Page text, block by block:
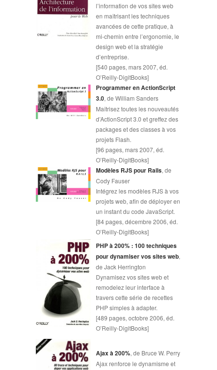
l’information de vos sites web
en maîtrisant les techniques
avancées de cette pratique, à
mi-chemin entre l’ergonomie, le
design web et la stratégie
d’entreprise.
[540 pages, mars 2007, éd.
O’Reilly-DigitBooks]
Programmer en ActionScript
3.0, de William Sanders
Maîtrisez toutes les nouveautés
d’ActionScript 3.0 et greffez des
packages et des classes à vos
projets Flash.
[96 pages, mars 2007, éd.
O’Reilly-DigitBooks]
Modèles RJS pour Rails, de
Cody Fauser
Intégrez les modèles RJS à vos
projets web, afin de déployer en
un instant du code JavaScript.
[84 pages, décembre 2006, éd.
O’Reilly-DigitBooks]
PHP à 200% : 100 techniques
pour dynamiser vos sites web,
de Jack Herrington
Dynamisez vos sites web et
remodelez leur interface à
travers cette série de recettes
PHP simples à adapter.
[489 pages, octobre 2006, éd.
O’Reilly-DigitBooks]
Ajax à 200%, de Bruce W. Perry
Ajax renforce le dynamisme et